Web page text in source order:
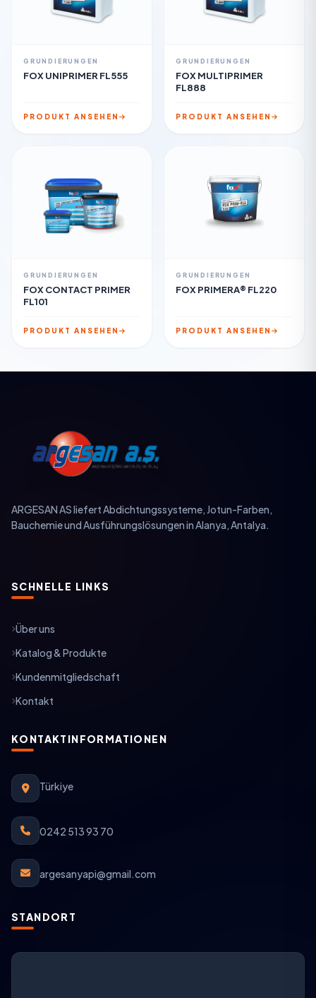
GRUNDIERUNGEN
FOX UNIPRIMER FL555
PRODUKT ANSEHEN
GRUNDIERUNGEN
FOX MULTIPRIMER
FL888
PRODUKT ANSEHEN
GRUNDIERUNGEN
FOX CONTACT PRIMER
FL101
PRODUKT ANSEHEN
GRUNDIERUNGEN
FOX PRIMERA® FL220
PRODUKT ANSEHEN
ARGESAN AS liefert Abdichtungssysteme, Jotun-Farben,
Bauchemie und Ausführungslösungen in Alanya, Antalya.
SCHNELLE LINKS
Über uns
Katalog & Produkte
Kundenmitgliedschaft
Kontakt
KONTAKTINFORMATIONEN
Türkiye
0242 513 93 70
argesanyapi@gmail.com
STANDORT